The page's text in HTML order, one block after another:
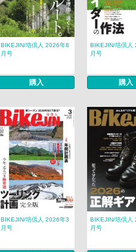
BIKEJIN/培倶人 2026年8
月号
購入
BIKEJIN/培倶人
月号
購入
BIKEJIN/培倶人 2026年3
月号
BIKEJIN/培倶人
月号